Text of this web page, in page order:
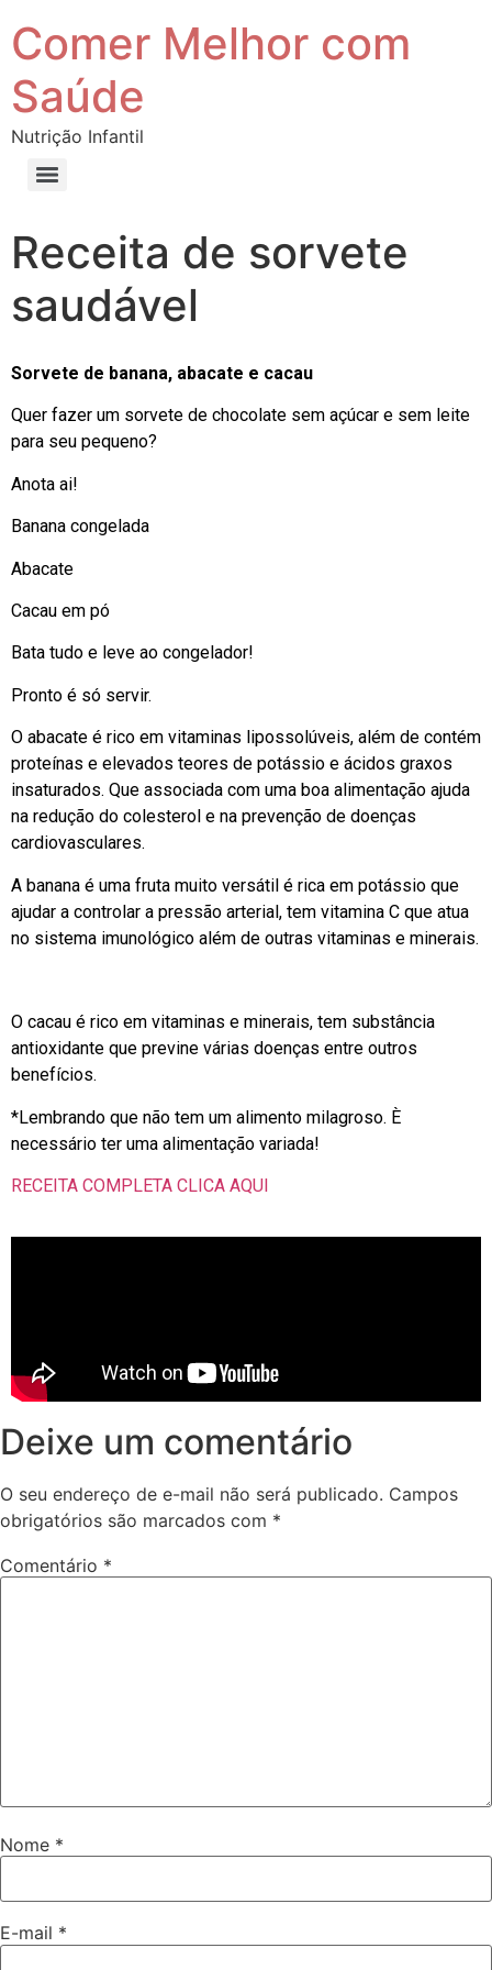
Comer Melhor com
Saúde
Nutrição Infantil
Receita de sorvete
saudável
Sorvete de banana, abacate e cacau
Quer fazer um sorvete de chocolate sem açúcar e sem leite
para seu pequeno?
Anota ai!
Banana congelada
Abacate
Cacau em pó
Bata tudo e leve ao congelador!
Pronto é só servir.
O abacate é rico em vitaminas lipossolúveis, além de contém
proteínas e elevados teores de potássio e ácidos graxos
insaturados. Que associada com uma boa alimentação ajuda
na redução do colesterol e na prevenção de doenças
cardiovasculares.
A banana é uma fruta muito versátil é rica em potássio que
ajudar a controlar a pressão arterial, tem vitamina C que atua
no sistema imunológico além de outras vitaminas e minerais.
O cacau é rico em vitaminas e minerais, tem substância
antioxidante que previne várias doenças entre outros
benefícios.
*Lembrando que não tem um alimento milagroso. È
necessário ter uma alimentação variada!
RECEITA COMPLETA CLICA AQUI
Deixe um comentário
O seu endereço de e-mail não será publicado. Campos
obrigatórios são marcados com *
Comentário *
Nome *
E-mail *